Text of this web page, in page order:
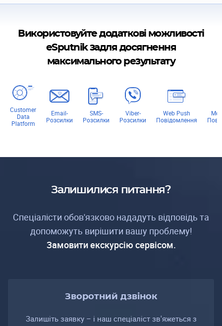
Використовуйте додаткові можливості
eSputnik задля досягнення
максимального результату
Customer
Data
Platform
Email-
Розсилки
SMS-
Розсилки
Viber-
Розсилки
Web Push
Повідомлення
Залишилися питання?
Спеціалісти обов'язково нададуть відповідь та
допоможуть вирішити вашу проблему!
Замовити екскурсію сервісом.
Зворотний дзвінок
Залишіть заявку – і наш спеціаліст зв'яжеться з